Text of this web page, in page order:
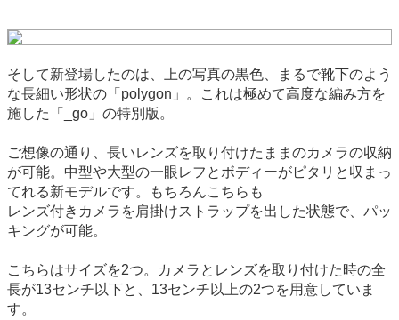
そして新登場したのは、上の写真の黒色、まるで靴下のよう
な長細い形状の「polygon」。これは極めて高度な編み方を
施した「_go」の特別版。
ご想像の通り、長いレンズを取り付けたままのカメラの収納
が可能。中型や大型の一眼レフとボディーがピタリと収まっ
てれる新モデルです。もちろんこちらも
レンズ付きカメラを肩掛けストラップを出した状態で、パッ
キングが可能。
こちらはサイズを2つ。カメラとレンズを取り付けた時の全
長が13センチ以下と、13センチ以上の2つを用意していま
す。